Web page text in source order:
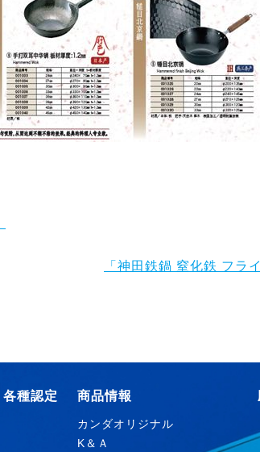
「神田鉄鍋 窒化鉄 フラ
各種認定 商品情報
カンダオリジナル
K＆Ａ